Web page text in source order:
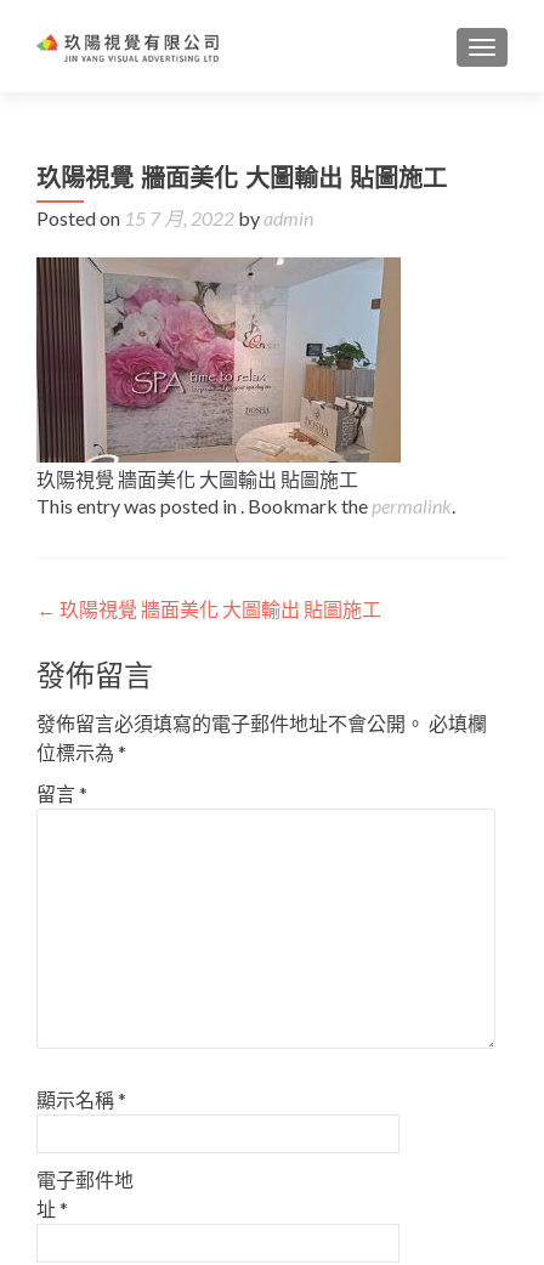
玖陽視覺 牆面美化 大圖輸出 貼圖施工
Posted on 15 7 月, 2022 byadmin
玖陽視覺 牆面美化 大圖輸出 貼圖施工
This entry was posted in . Bookmark the permalink.
Post
navigation
← 玖陽視覺 牆面美化 大圖輸出 貼圖施工
發佈留言
發佈留言必須填寫的電子郵件地址不會公開。 必填欄
位標示為 *
留言*
顯示名稱*
電子郵件地
址*